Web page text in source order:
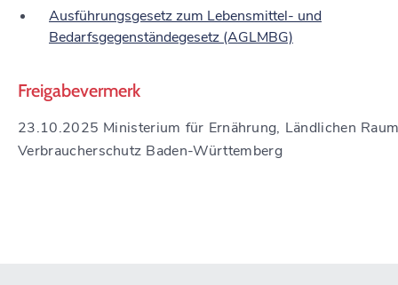
Ausführungsgesetz zum Lebensmittel- und
Bedarfsgegenständegesetz (AGLMBG)
Freigabevermerk
23.10.2025 Ministerium für Ernährung, Ländlichen
Verbraucherschutz Baden-Württemberg